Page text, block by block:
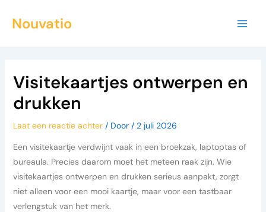
naarNouvatio
Visitekaartjes ontwerpen en
drukken
Laat een reactie achter / Door / 2 juli 2026
Een visitekaartje verdwijnt vaak in een broekzak, laptoptas of
bureaula. Precies daarom moet het meteen raak zijn. Wie
visitekaartjes ontwerpen en drukken serieus aanpakt, zorgt
niet alleen voor een mooi kaartje, maar voor een tastbaar
verlengstuk van het merk.
navigatie